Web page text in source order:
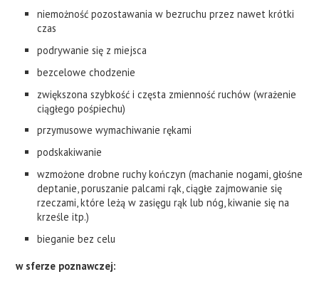
niemożność pozostawania w bezruchu przez nawet krótki
czas
podrywanie się z miejsca
bezcelowe chodzenie
zwiększona szybkość i częsta zmienność ruchów (wrażenie
ciągłego pośpiechu)
przymusowe wymachiwanie rękami
podskakiwanie
wzmożone drobne ruchy kończyn (machanie nogami, głośne
deptanie, poruszanie palcami rąk, ciągłe zajmowanie się
rzeczami, które leżą w zasięgu rąk lub nóg, kiwanie się na
krześle itp.)
bieganie bez celu
w sferze poznawczej: